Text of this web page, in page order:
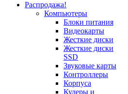
Распродажа!
Компьютеры
Блоки питания
Видеокарты
Жесткие диски
Жесткие диски
SSD
Звуковые карты
Контроллеры
Корпуса
Кулеры и